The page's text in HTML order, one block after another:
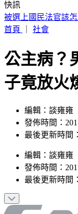
快訊
獨／姜厚任護小24
麼
公主病
子竟放火
編輯：談雍雍
發佈時間：
編輯：談雍雍
發佈時間：